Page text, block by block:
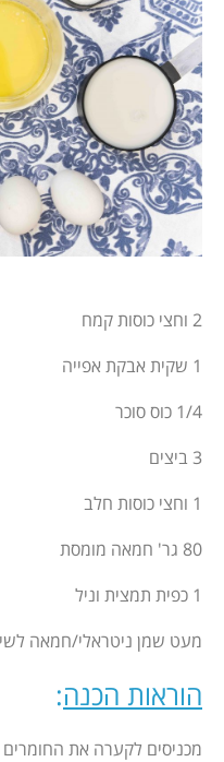
2 וחצי כוסות קמח
1 שקית אבקת אפייה
1/4 כוס סוכר
3 ביצים
1 וחצי כוסות חלב
80 גר' חמאה מומסת
1 כפית תמצית וניל
מעט שמן ניטראלי/חמאה
הוראות הכנה:
מכניסים לקערה את